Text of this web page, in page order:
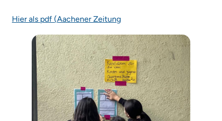
Hier als pdf (Aachener Zeitung